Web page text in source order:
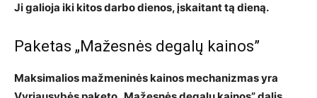
Ji galioja iki kitos darbo dienos, įskaitant tą dieną.
Paketas „Mažesnės degalų kainos”
Maksimalios mažmeninės kainos mechanizmas yra